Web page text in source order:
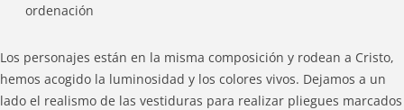
ordenación
Los personajes están en la misma composición y rodean a Cristo,
hemos acogido la luminosidad y los colores vivos. Dejamos a un
lado el realismo de las vestiduras para realizar pliegues marcados